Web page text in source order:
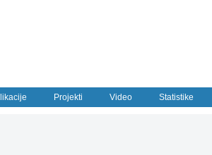
Projekti Video Statistike